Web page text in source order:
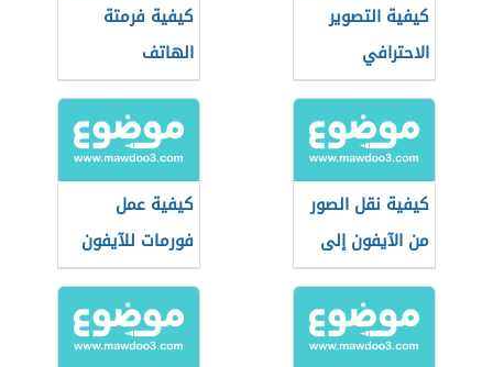
كيفية التصوير
الاحترافي
بالموبايل
كيفية فرمتة
الهاتف
كيفية نقل الصور
من الآيفون إلى
الكمبيوتر
كيفية عمل
فورمات للآيفون